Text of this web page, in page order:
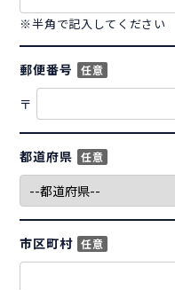
※半角で記入してください
郵便番号 任意
〒
都道府県 任意
市区町村 任意